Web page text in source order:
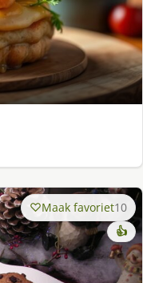
Maak favoriet10
👍